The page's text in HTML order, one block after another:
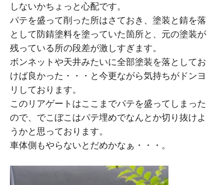
しないかちょっと心配です。
パテを盛って削った所はさておき、塗装と錆を落
として防錆塗料を塗っていた箇所と、元の塗装が
残っている所の段差が激しすぎます。
ボンネットや天井みたいに全部塗装を落としてお
けば良かった・・・と今更ながら気持ちがドンヨ
リしております。
このリアゲートはここまでパテを盛ってしまった
ので、でこぼこはパテ埋めでなんとか切り抜けよ
うかと思っております。
車体側もやらないとだめかなぁ・・・。